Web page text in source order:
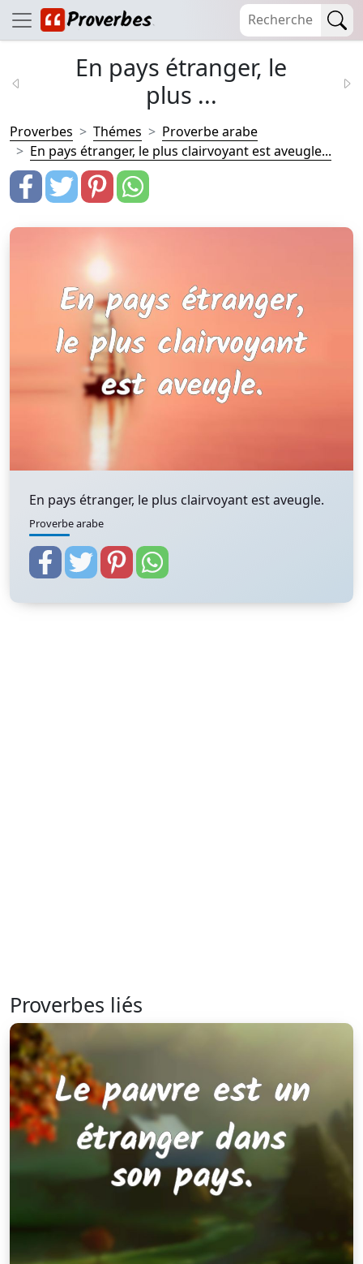
En pays étranger, le
plus ...
Proverbes Thémes
Proverbe arabe
En pays étranger, le plus clairvoyant est aveugle...
En pays étranger, le plus clairvoyant est aveugle.
Proverbe arabe
Proverbes liés